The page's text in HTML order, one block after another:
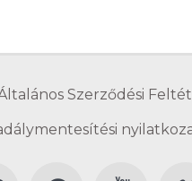
Szerződési